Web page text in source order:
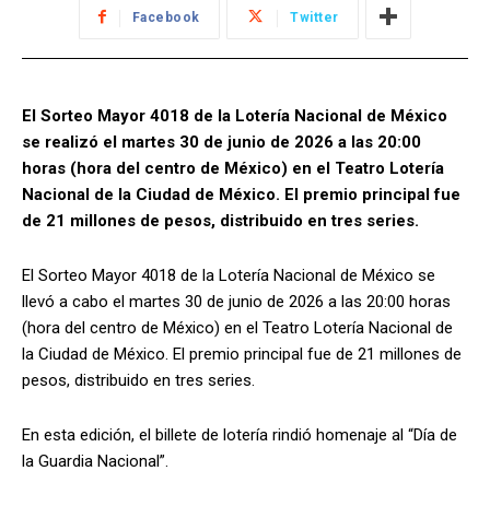
Facebook Twitter
El Sorteo Mayor 4018 de la Lotería Nacional de México
se realizó el martes 30 de junio de 2026 a las 20:00
horas (hora del centro de México) en el Teatro Lotería
Nacional de la Ciudad de México. El premio principal fue
de 21 millones de pesos, distribuido en tres series.
El Sorteo Mayor 4018 de la Lotería Nacional de México se
llevó a cabo el martes 30 de junio de 2026 a las 20:00 horas
(hora del centro de México) en el Teatro Lotería Nacional de
la Ciudad de México. El premio principal fue de 21 millones de
pesos, distribuido en tres series.
En esta edición, el billete de lotería rindió homenaje al “Día de
la Guardia Nacional”.